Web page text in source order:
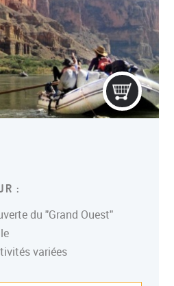
ADO
:
du "Grand Ouest"
variées